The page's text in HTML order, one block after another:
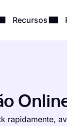
Recursos
rapidamente,